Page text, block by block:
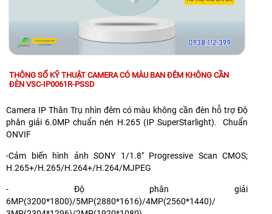
THÔNG SỐ KỸ THUẬT CAMERA CÓ MÀU BAN ĐÊM KHÔNG CẦN
ĐÈN VSC-IP0061R-PSSD
Camera IP Thân Trụ nhìn đêm có màu không cần đèn hỗ trợ Độ
phân giải 6.0MP chuẩn nén H.265 (IP SuperStarlight). Chuẩn
ONVIF
-Cảm biến hình ảnh SONY 1/1.8" Progressive Scan CMOS;
H.265+/H.265/H.264+/H.264/MJPEG
- Độ phân giải
6MP(3200*1800)/5MP(2880*1616)/4MP(2560*1440)/